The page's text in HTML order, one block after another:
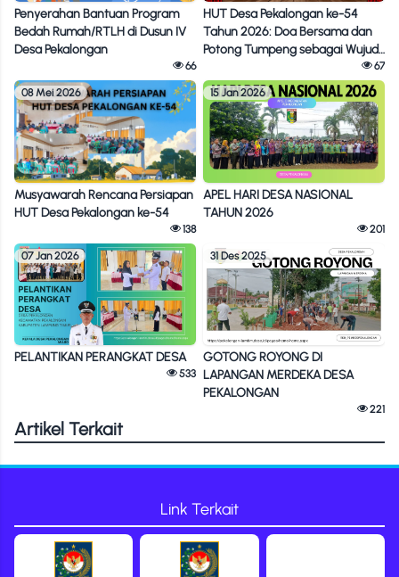
Penyerahan Bantuan Program
Bedah Rumah/RTLH di Dusun IV
Desa Pekalongan
66
HUT Desa Pekalongan ke-54
Tahun 2026: Doa Bersama dan
Potong Tumpeng sebagai Wujud
67
Musyawarah Rencana Persiapan
HUT Desa Pekalongan ke-54
138
08 Mei 2026
APEL HARI DESA NASIONAL
TAHUN 2026
201
15 Jan 2026
PELANTIKAN PERANGKAT DESA
533
07 Jan 2026
GOTONG ROYONG DI
LAPANGAN MERDEKA DESA
PEKALONGAN
221
31 Des 2025
Artikel Terkait
Link Terkait